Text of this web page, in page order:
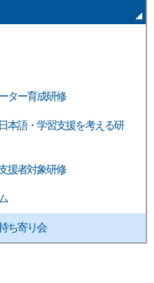
ター育成研修
本語・学習支援を考える研
援者対象研修
ち寄り会